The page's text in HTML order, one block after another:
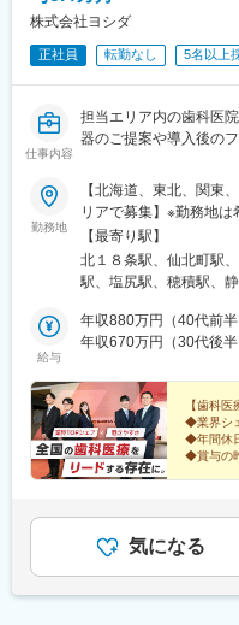
株式会社ヨシダ
正社員 転勤なし 5名以上
仕事内容
担当エリア内の歯科医
器のご提案や導入後の
勤務地
【北海道、東北、関東
リアで募集】※勤務地
域密着型営業のため基
所＜東北エリア＞■盛岡
たま営業所■新潟営業所
支店■大阪第2営業所■大
営業所＜中国・四国エ
【最寄り駅】
北１８条駅、仙北町駅
駅、塩尻駅、穂積駅、
小倉駅、原爆資料館駅
市場前駅、比治山下駅
給与
年収880万円（40代前半
年収670万円（30代後半
【歯科
◆業界シ
◆年間休
◆賞与の
気になる